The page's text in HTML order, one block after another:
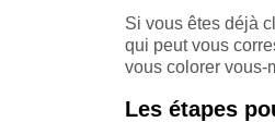
Si vous êtes déjà
qui peut vous
vous colorer vous-
Les étapes